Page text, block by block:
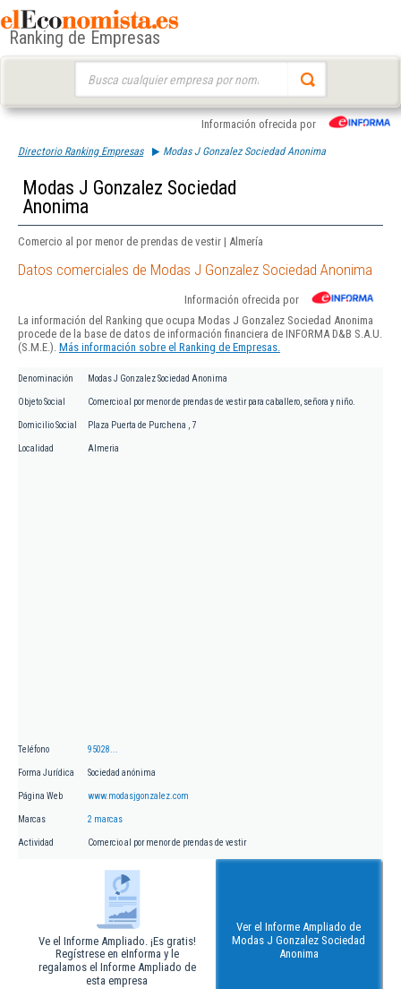
Ranking de Empresas
Información ofrecida por
Directorio Ranking Empresas Modas J Gonzalez Sociedad Anonima
Modas J Gonzalez Sociedad
Anonima
Comercio al por menor de prendas de vestir | Almería
Datos comerciales de Modas J Gonzalez Sociedad Anonima
Información ofrecida por
La información del Ranking que ocupa Modas J Gonzalez Sociedad Anonima
procede de la base de datos de información financiera de INFORMA D&B S.A.U.
(S.M.E.). Más información sobre el Ranking de Empresas.
Denominación Modas J Gonzalez Sociedad Anonima
Objeto Social Comercio al por menor de prendas de vestir para caballero, señora y niño.
Domicilio Social Plaza Puerta de Purchena , 7
Localidad Almeria
Teléfono 95028...
Forma Jurídica Sociedad anónima
Página Web www.modasjgonzalez.com
Marcas 2 marcas
Actividad Comercio al por menor de prendas de vestir
Ve el Informe Ampliado. ¡Es gratis!
Regístrese en eInforma y le
regalamos el Informe Ampliado de
esta empresa
Ver el Informe Ampliado de
Modas J Gonzalez Sociedad
Anonima